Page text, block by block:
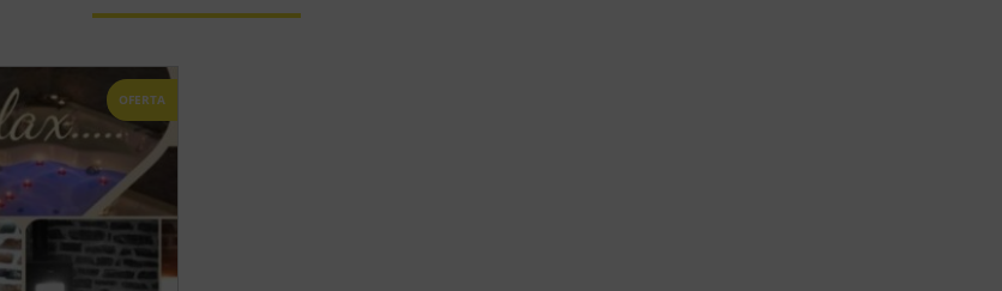
OFERTA